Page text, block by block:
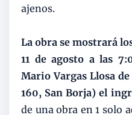
ajenos.
La obra se mostrará
11 de agosto a las
Mario Vargas Llosa de
160, San Borja) el
de una obra en 1 solo